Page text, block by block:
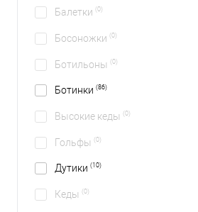
Балетки (0)
Босоножки (0)
Ботильоны (0)
Ботинки (86)
Высокие кеды (0)
Гольфы (0)
Дутики (10)
Кеды (0)